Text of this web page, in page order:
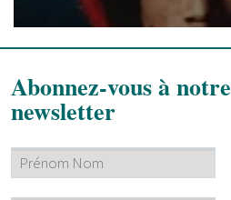
Abonnez-vous à notre
newsletter